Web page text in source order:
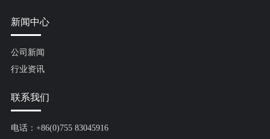
新闻中心
公司新闻
行业资讯
联系我们
电话：+86(0)755 83045916